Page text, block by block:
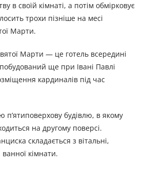
в своїй кімнаті, а потім обмірковує
трохи пізніше на месі
Марти.
Марти — це готель всередині
ще при Івані Павлі
кардиналів під час
п’ятиповерхову будівлю, в якому
на другому поверсі.
складається з вітальні,
ванної кімнати.